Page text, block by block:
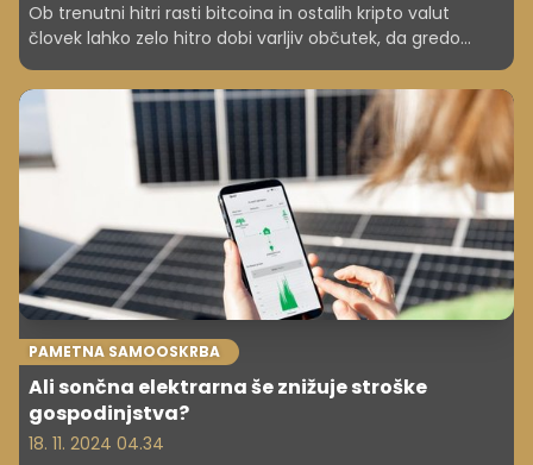
Ob trenutni hitri rasti bitcoina in ostalih kripto valut
človek lahko zelo hitro dobi varljiv občutek, da gredo
vrednosti na kripto trgih lahko samo gor. Zgodovina nas
uči, da je vse zelo ciklično. Vsakič je hitri rasti sledil tudi
hiter in zelo konkreten padec. Res je, da je vsaj do sedaj
za bitcoin veljalo, da je bil potrpežljiv vlagatelj vedno v
plusu, ne glede na to, kje na krivulji tržne cene je to kripto
valuto kupil. V najslabšem primeru, to je nakup na vrhu
cene posameznega cikla, je moral počakati par let in
prebroditi kripto zimo.
PAMETNA SAMOOSKRBA
Ali sončna elektrarna še znižuje stroške
gospodinjstva?
18. 11. 2024 04.34